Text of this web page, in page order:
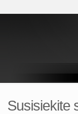
Susisiekite